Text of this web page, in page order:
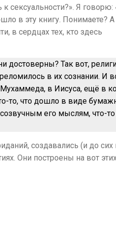
сексуальности?». Я говорю:
в эту книгу. Понимаете?
в сердцах тех, кто здесь
достоверны? Так вот,
в их сознании. И
в Иисуса, ещё в
то, что дошло в виде
его мыслям, что-то
создавались (и до сих
Они построены на вот